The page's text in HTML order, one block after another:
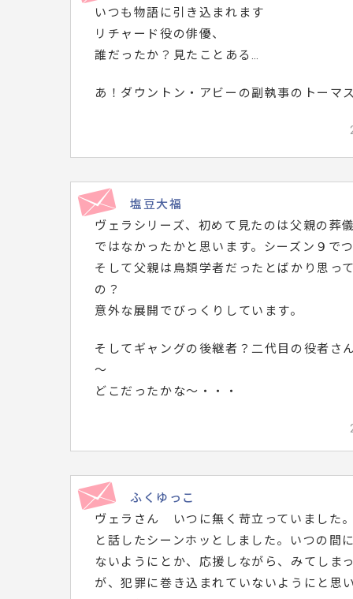
いつも物語に引き込まれます
リチャード役の俳優、
誰だったか？見たことある…
あ！ダウントン・アビーの副執事のトーマ
塩豆大福
ヴェラシリーズ、初めて見たのは父親の葬
ではなかったかと思います。シーズン９で
そして父親は鳥類学者だったとばかり思っ
の？
意外な展開でびっくりしています。
そしてギャングの後継者？二代目の役者さ
～
どこだったかな～・・・
ふくゆっこ
ヴェラさん いつに無く苛立っていました
と話したシーンホッとしました。いつの間
ないようにとか、応援しながら、みてしま
が、犯罪に巻き込まれていないようにと思